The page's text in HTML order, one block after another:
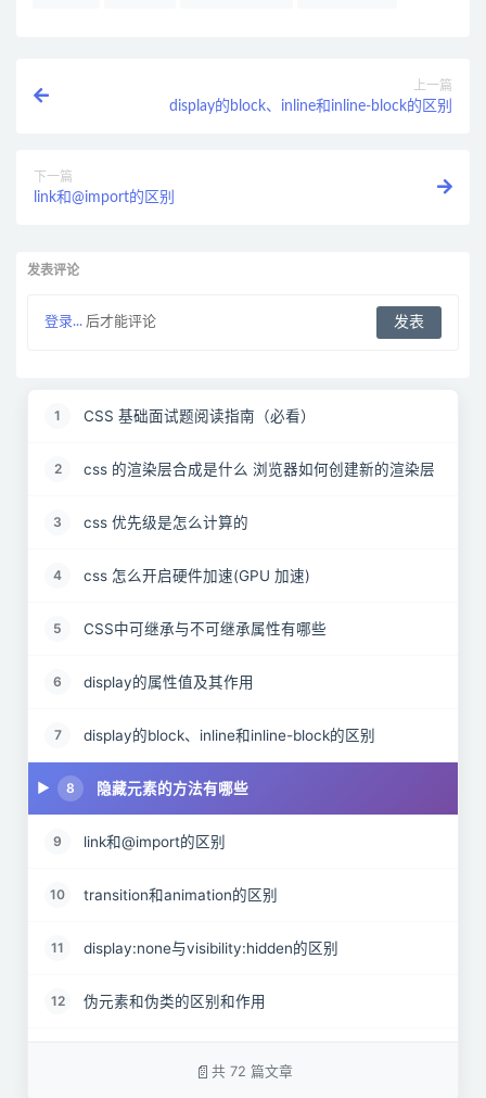
上一篇
display的block、inline和inline-block的区别
下一篇
link和@import的区别
发表评论
登录... 后才能评论
1 CSS 基础面试题阅读指南（必看）
2 css 的渲染层合成是什么 浏览器如何创建新的渲染层
3 css 优先级是怎么计算的
4 css 怎么开启硬件加速(GPU 加速)
5 CSS中可继承与不可继承属性有哪些
6 display的属性值及其作用
7 display的block、inline和inline-block的区别
8 隐藏元素的方法有哪些
9 link和@import的区别
10 transition和animation的区别
11 display:none与visibility:hidden的区别
12 伪元素和伪类的区别和作用
共 72 篇文章